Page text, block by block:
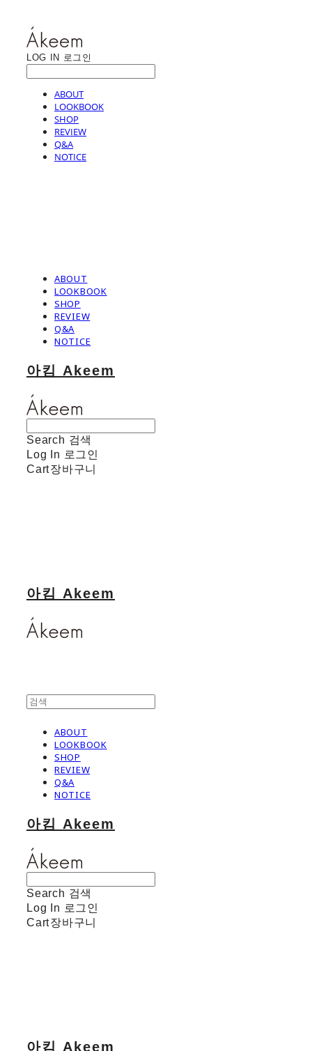
LOG IN 로그인
ABOUT
LOOKBOOK
SHOP
REVIEW
Q&A
NOTICE
ABOUT
LOOKBOOK
SHOP
REVIEW
Q&A
NOTICE
아킴 Akeem
Search 검색
Log In 로그인
Cart장바구니
아킴 Akeem
ABOUT
LOOKBOOK
SHOP
REVIEW
Q&A
NOTICE
아킴 Akeem
Search 검색
Log In 로그인
Cart장바구니
아킴 Akeem